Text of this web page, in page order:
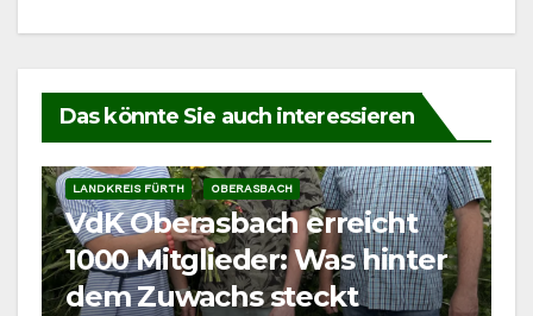
Das könnte Sie auch interessieren
LANDKREIS FÜRTH OBERASBACH
VdK Oberasbach erreicht
1000 Mitglieder: Was hinter
dem Zuwachs steckt